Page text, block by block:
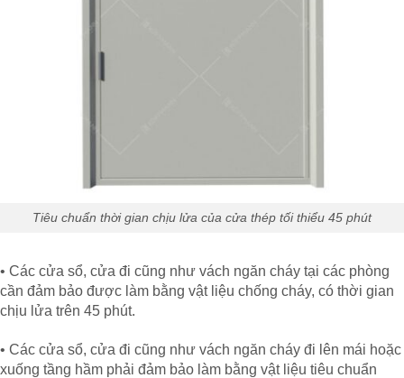
Tiêu chuẩn thời gian chịu lửa của cửa thép tối thiểu 45 phút
• Các cửa sổ, cửa đi cũng như vách ngăn cháy tại các phòng
cần đảm bảo được làm bằng vật liệu chống cháy, có thời gian
chịu lửa trên 45 phút.
• Các cửa sổ, cửa đi cũng như vách ngăn cháy đi lên mái hoặc
xuống tầng hầm phải đảm bảo làm bằng vật liệu tiêu chuẩn